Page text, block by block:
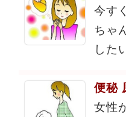
今す
ちゃ
した
便秘
女性